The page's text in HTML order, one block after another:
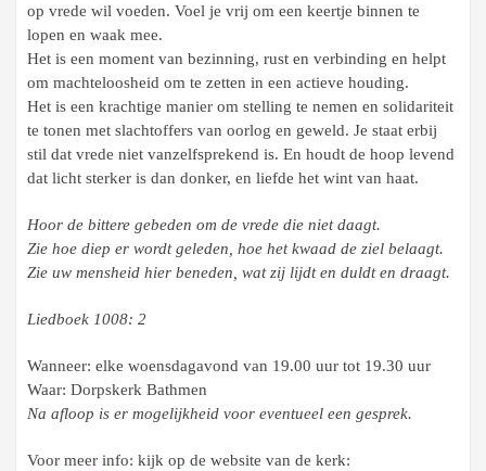
op vrede wil voeden. Voel je vrij om een keertje binnen te
lopen en waak mee.
Het is een moment van bezinning, rust en verbinding en helpt
om machteloosheid om te zetten in een actieve houding.
Het is een krachtige manier om stelling te nemen en solidariteit
te tonen met slachtoffers van oorlog en geweld. Je staat erbij
stil dat vrede niet vanzelfsprekend is. En houdt de hoop levend
dat licht sterker is dan donker, en liefde het wint van haat.
Hoor de bittere gebeden om de vrede die niet daagt.
Zie hoe diep er wordt geleden, hoe het kwaad de ziel belaagt.
Zie uw mensheid hier beneden, wat zij lijdt en duldt en draagt.
Liedboek 1008: 2
Wanneer: elke woensdagavond van 19.00 uur tot 19.30 uur
Waar: Dorpskerk Bathmen
Na afloop is er mogelijkheid voor eventueel een gesprek.
Voor meer info: kijk op de website van de kerk: